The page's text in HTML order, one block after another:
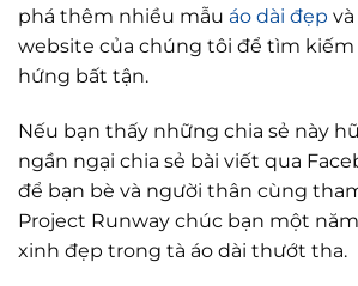
phá thêm nhiều mẫu áo dài đẹp
website của chúng tôi để tìm
hứng bất tận.
Nếu bạn thấy những chia sẻ này
ngần ngại chia sẻ bài viết qua
để bạn bè và người thân cùng
Project Runway chúc bạn một
xinh đẹp trong tà áo dài thướt tha.